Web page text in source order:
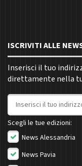
ISCRIVITI ALLE
Inserisci il tuo
direttamente nella
Indirizzo email
Scegli le tue edizioni:
News Alessandria
News Pavia